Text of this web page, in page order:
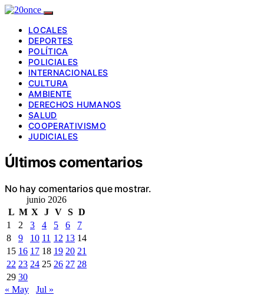
LOCALES
DEPORTES
POLÍTICA
POLICIALES
INTERNACIONALES
CULTURA
AMBIENTE
DERECHOS HUMANOS
SALUD
COOPERATIVISMO
JUDICIALES
Últimos comentarios
No hay comentarios que mostrar.
junio 2026
L M X J V S D
1
2 3 4 5 6
7
8
9 10 11 12 13 14
15 16 17 18 19 20 21
22 23 24 25 26 27 28
29 30
« May
Jul »